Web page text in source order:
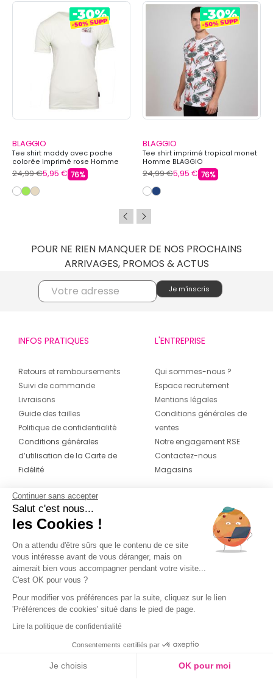
BLAGGIO
Tee shirt maddy avec poche
colorée imprimé rose Homme
BLAGGIO
24,99 €5,95 € 76%
BLAGGIO
Tee shirt imprimé tropical monet
Homme BLAGGIO
24,99 €5,95 € 76%
POUR NE RIEN MANQUER DE NOS PROCHAINS
ARRIVAGES, PROMOS & ACTUS
INFOS PRATIQUES
Retours et remboursements
Suivi de commande
Livraisons
Guide des tailles
Politique de confidentialité
Conditions générales
d’utilisation de la Carte de
Fidélité
L'ENTREPRISE
Qui sommes-nous ?
Espace recrutement
Mentions légales
Conditions générales de
ventes
Notre engagement RSE
Contactez-nous
Magasins
CONTACT
04 42 20 78 42
Du lundi au jeudi de 8h30 à 16h30 & le
vendredi de 8h30 à 15h30
Continuer sans accepter
Salut c'est nous...
les Cookies !
On a attendu d'être sûrs que le contenu de ce site
vous intéresse avant de vous déranger, mais on
aimerait bien vous accompagner pendant votre visite...
C'est OK pour vous ?
Pour modifier vos préférences par la suite, cliquez sur le lien
'Préférences de cookies' situé dans le pied de page.
Lire la politique de confidentialité
Consentements certifiés par
Je choisis OK pour moi